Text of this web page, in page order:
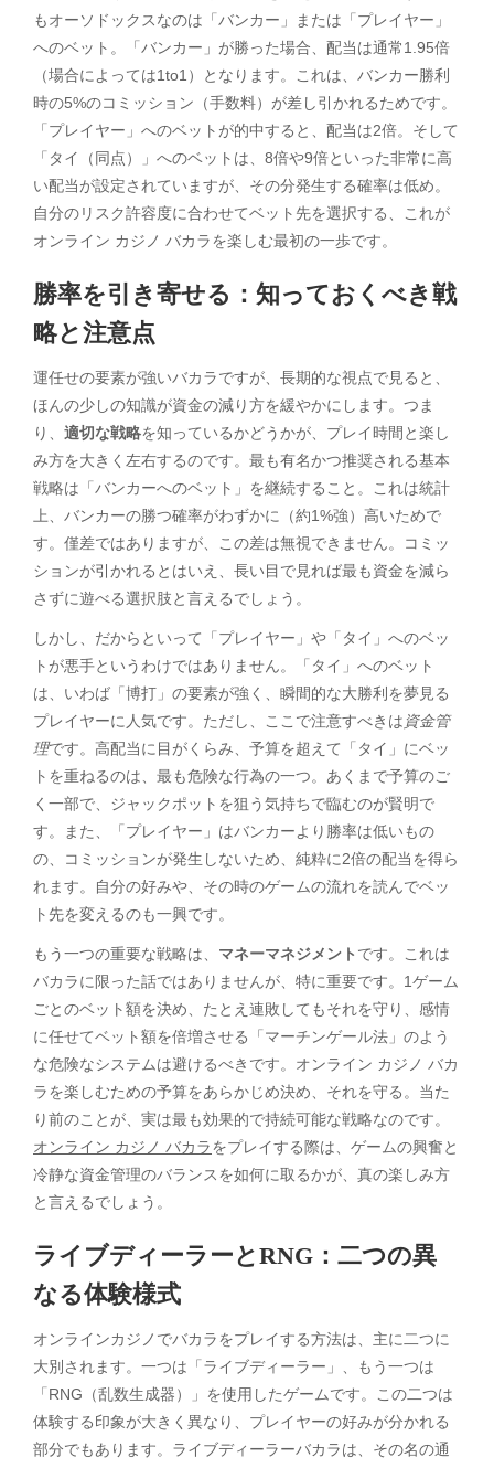
もオーソドックスなのは「バンカー」または「プレイヤー」
へのベット。「バンカー」が勝った場合、配当は通常1.95倍
（場合によっては1to1）となります。これは、バンカー勝利
時の5%のコミッション（手数料）が差し引かれるためです。
「プレイヤー」へのベットが的中すると、配当は2倍。そして
「タイ（同点）」へのベットは、8倍や9倍といった非常に高
い配当が設定されていますが、その分発生する確率は低め。
自分のリスク許容度に合わせてベット先を選択する、これが
オンライン カジノ バカラを楽しむ最初の一歩です。
勝率を引き寄せる：知っておくべき戦
略と注意点
運任せの要素が強いバカラですが、長期的な視点で見ると、
ほんの少しの知識が資金の減り方を緩やかにします。つま
り、 適切な戦略を知っているかどうかが、プレイ時間と楽し
み方を大きく左右するのです。最も有名かつ推奨される基本
戦略は「バンカーへのベット」を継続すること。これは統計
上、バンカーの勝つ確率がわずかに（約1%強）高いためで
す。僅差ではありますが、この差は無視できません。コミッ
ションが引かれるとはいえ、長い目で見れば最も資金を減ら
さずに遊べる選択肢と言えるでしょう。
しかし、だからといって「プレイヤー」や「タイ」へのベッ
トが悪手というわけではありません。「タイ」へのベット
は、いわば「博打」の要素が強く、瞬間的な大勝利を夢見る
プレイヤーに人気です。ただし、ここで注意すべきは 資金管
理です。高配当に目がくらみ、予算を超えて「タイ」にベッ
トを重ねるのは、最も危険な行為の一つ。あくまで予算のご
く一部で、ジャックポットを狙う気持ちで臨むのが賢明で
す。また、「プレイヤー」はバンカーより勝率は低いもの
の、コミッションが発生しないため、純粋に2倍の配当を得ら
れます。自分の好みや、その時のゲームの流れを読んでベッ
ト先を変えるのも一興です。
もう一つの重要な戦略は、 マネーマネジメント です。これは
バカラに限った話ではありませんが、特に重要です。1ゲーム
ごとのベット額を決め、たとえ連敗してもそれを守り、感情
に任せてベット額を倍増させる「マーチンゲール法」のよう
な危険なシステムは避けるべきです。オンライン カジノ バカ
ラを楽しむための予算をあらかじめ決め、それを守る。当た
り前のことが、実は最も効果的で持続可能な戦略なのです。
オンライン カジノ バカラをプレイする際は、ゲームの興奮と
冷静な資金管理のバランスを如何に取るかが、真の楽しみ方
と言えるでしょう。
ライブディーラーとRNG：二つの異
なる体験様式
オンラインカジノでバカラをプレイする方法は、主に二つに
大別されます。一つは「ライブディーラー」、もう一つは
「RNG（乱数生成器）」を使用したゲームです。この二つは
体験する印象が大きく異なり、プレイヤーの好みが分かれる
部分でもあります。ライブディーラーバカラは、その名の通